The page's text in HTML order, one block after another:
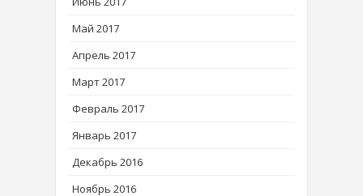
Май 2017
Апрель 2017
Март 2017
Февраль 2017
Январь 2017
Декабрь 2016
Ноябрь 2016